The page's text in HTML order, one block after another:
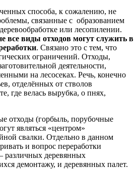
способа, к сожалению, не
связанные с образованием
или лесопилении.
все виды отходов могут служить в
. Связано это с тем, что
ограничений. Отходы,
деятельности,
на лесосеках. Речь, конечно
отделённых от стволов
где велась вырубка, о пнях,
отходы (горбыль, порубочные
являться «центром»
свалки. Отдельно в данном
и вопрос переработки
деревянных
демонтажу, и деревянных палет.